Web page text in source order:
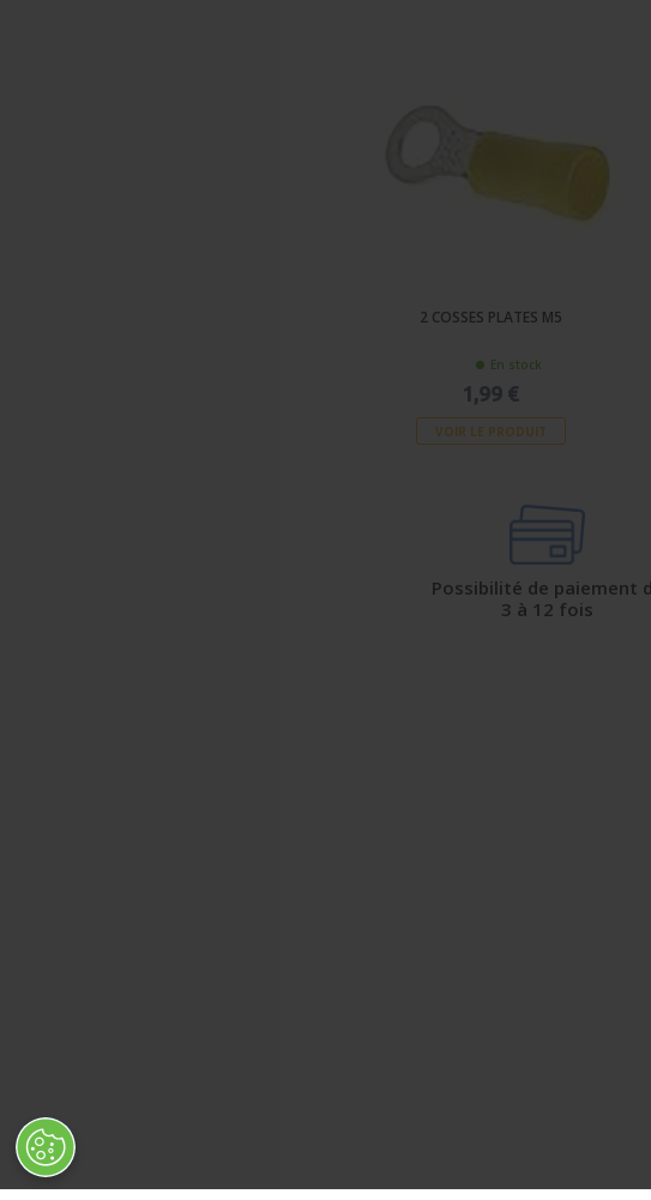
2 COSSES PLATES M5
En stock
1,99 €
VOIR LE PRODUIT
Possibilité de paiement
3 à 12 fois